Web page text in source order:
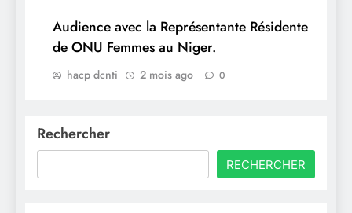
Audience avec la Représentante Résidente
de ONU Femmes au Niger.
hacp dcnti 2 mois ago 0
Rechercher
RECHERCHER